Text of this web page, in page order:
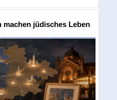
machen jüdisches Leben